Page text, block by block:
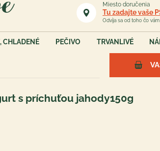
Miesto doručenia
Tu zadajte vaše
Odvíja sa od toho čo
CHLADENÉ PEČIVO TRVANLIVÉ
s príchuťou jahody150g